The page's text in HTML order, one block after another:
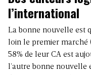
l’international
La bonne nouvelle est
loin le premier marché
58% de leur CA est
l’autre bonne nouvelle